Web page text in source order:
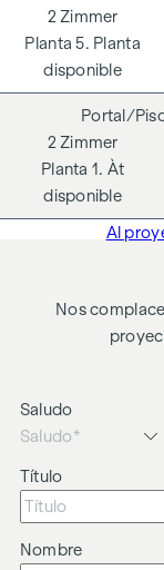
que actuamos
redactado y
del precio de
gastos de caja y
Queremos
o comercial entre
El agente actúa
5. Planta
2Zimmer
disponible
1. Àt
2Zimmer
disponible
Al
Nos
Saludo
Título
Nombre